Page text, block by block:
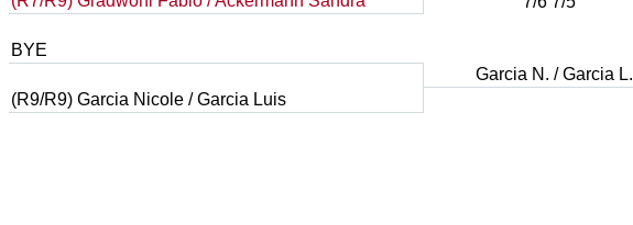
BYE
Garcia N. / Garcia L.
(R9/R9) Garcia Nicole / Garcia Luis